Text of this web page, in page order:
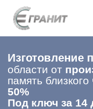
Изготовление
области от
память близкого
50%
Под ключ за 14